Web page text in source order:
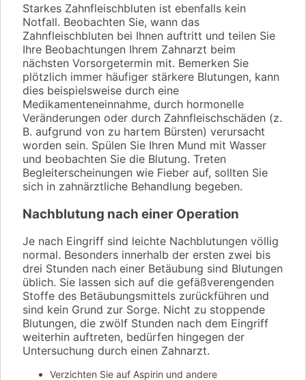
Starkes Zahnfleischbluten ist ebenfalls kein
Notfall. Beobachten Sie, wann das
Zahnfleischbluten bei Ihnen auftritt und teilen Sie
Ihre Beobachtungen Ihrem Zahnarzt beim
nächsten Vorsorgetermin mit. Bemerken Sie
plötzlich immer häufiger stärkere Blutungen, kann
dies beispielsweise durch eine
Medikamenteneinnahme, durch hormonelle
Veränderungen oder durch Zahnfleischschäden (z.
B. aufgrund von zu hartem Bürsten) verursacht
worden sein. Spülen Sie Ihren Mund mit Wasser
und beobachten Sie die Blutung. Treten
Begleiterscheinungen wie Fieber auf, sollten Sie
sich in zahnärztliche Behandlung begeben.
Nachblutung nach einer Operation
Je nach Eingriff sind leichte Nachblutungen völlig
normal. Besonders innerhalb der ersten zwei bis
drei Stunden nach einer Betäubung sind Blutungen
üblich. Sie lassen sich auf die gefäßverengenden
Stoffe des Betäubungsmittels zurückführen und
sind kein Grund zur Sorge. Nicht zu stoppende
Blutungen, die zwölf Stunden nach dem Eingriff
weiterhin auftreten, bedürfen hingegen der
Untersuchung durch einen Zahnarzt.
Verzichten Sie auf Aspirin und andere